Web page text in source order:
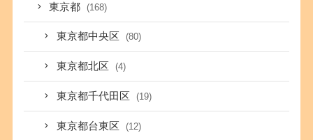
東京都 (168)
東京都中央区 (80)
東京都北区 (4)
東京都千代田区 (19)
東京都台東区 (12)